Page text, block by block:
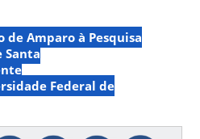
de Amparo à Pesquisa
Santa
Federal de